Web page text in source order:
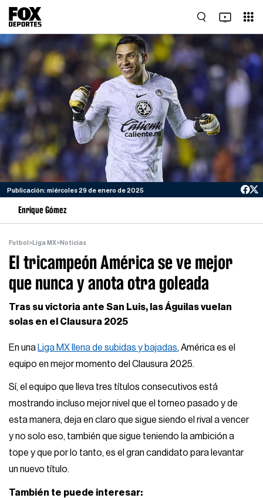
Publicación: miércoles 29 de enero de 2025
Enrique Gómez
Futbol >Liga MX>Noticias
El tricampeón América se ve mejor
que nunca y anota otra goleada
Tras su victoria ante San Luis, las Águilas vuelan
solas en el Clausura 2025
En una Liga MX llena de subidas y bajadas, América es el
equipo en mejor momento del Clausura 2025.
Sí, el equipo que lleva tres títulos consecutivos está
mostrando incluso mejor nivel que el torneo pasado y de
esta manera, deja en claro que sigue siendo el rival a vencer
y no solo eso, también que sigue teniendo la ambición a
tope y que por lo tanto, es el gran candidato para levantar
un nuevo título.
También te puede interesar: